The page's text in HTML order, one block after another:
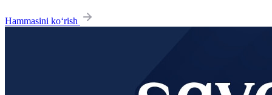
Hammasini ko‘rish